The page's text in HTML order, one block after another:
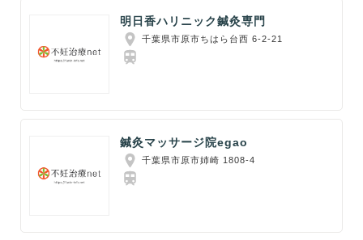
明日香ハリニック鍼灸専門
千葉県市原市ちはら台西 6-2-21
鍼灸マッサージ院egao
千葉県市原市姉崎 1808-4